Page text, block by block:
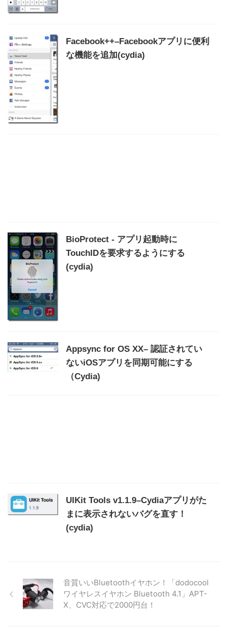
Facebook++–Facebookアプリに便利
な機能を追加(cydia)
BioProtect - アプリ起動時に
TouchIDを要求するようにする
(cydia)
Appsync for OS XX– 認証されてい
ないiOSアプリを同期可能にする
（Cydia)
UIKit Tools v1.1.9–Cydiaアプリがた
まに表示されないバグを直す！
(cydia)
音質いいBluetoothイヤホン！「dodocool
ワイヤレスイヤホン Bluetooth 4.1」APT-
X、CVC対応で2000円台！